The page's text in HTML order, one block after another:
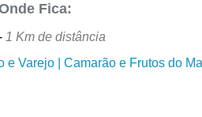
Fica:
1 Km de distância
e Varejo | Camarão e Frutos do